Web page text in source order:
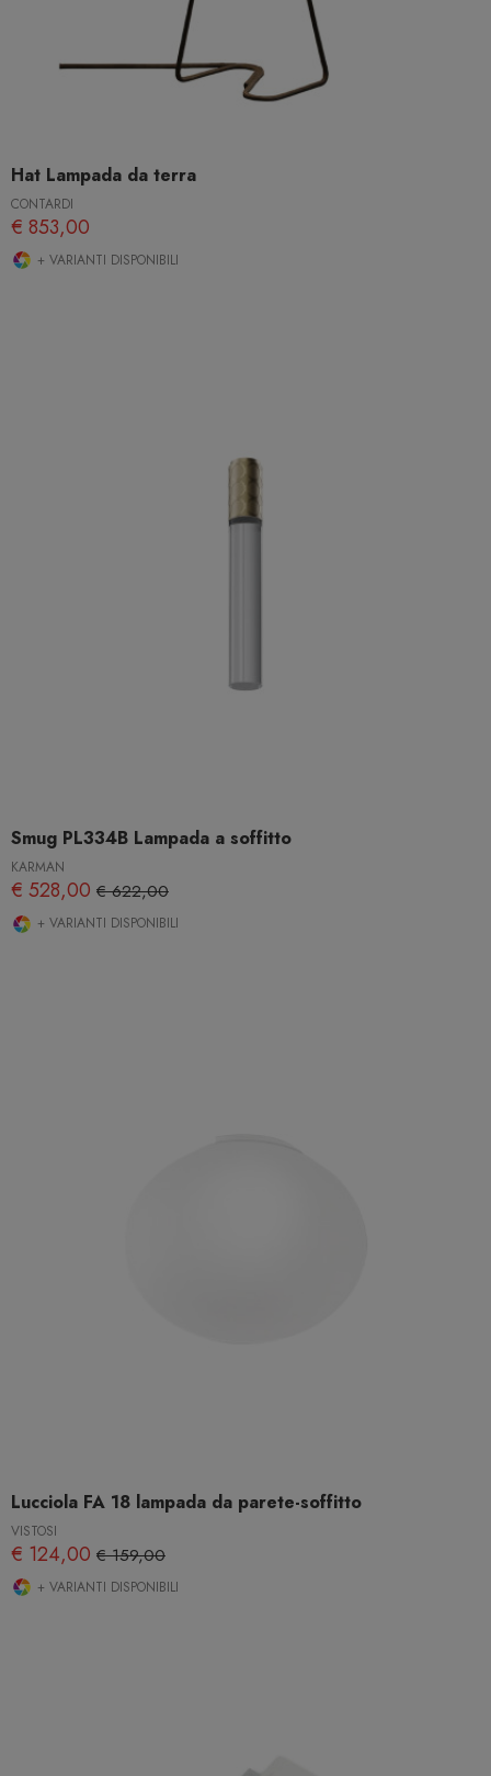
Hat Lampada da terra
CONTARDI
€ 853,00
+ VARIANTI DISPONIBILI
Smug PL334B Lampada a soffitto
KARMAN
€ 528,00 € 622,00
+ VARIANTI DISPONIBILI
Lucciola FA 18 lampada da parete-soffitto
VISTOSI
€ 124,00 € 159,00
+ VARIANTI DISPONIBILI